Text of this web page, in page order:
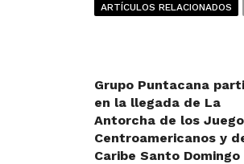
ARTÍCULOS RELACIONADOS
Grupo Puntacana
en la llegada de La
Antorcha de los
Centroamericanos y
Caribe Santo Domingo